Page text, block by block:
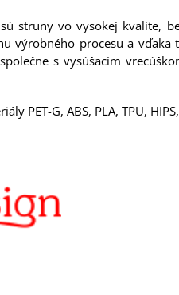
struny vo vysokej kvalite,
procesu a
s vysúšacím
G, ABS, PLA, TPU,